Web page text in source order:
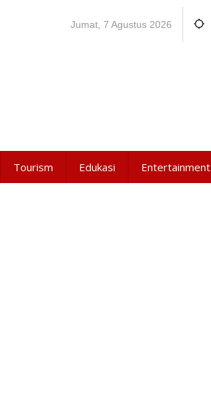
Jumat, 7 Agustus 2026
Tourism Edukasi Entertainment